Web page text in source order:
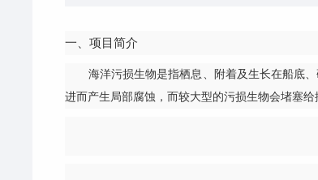
一、项目简介
海洋污损生物是指栖息、附着及生长在船底、
进而产生局部腐蚀，而较大型的污损生物会堵塞